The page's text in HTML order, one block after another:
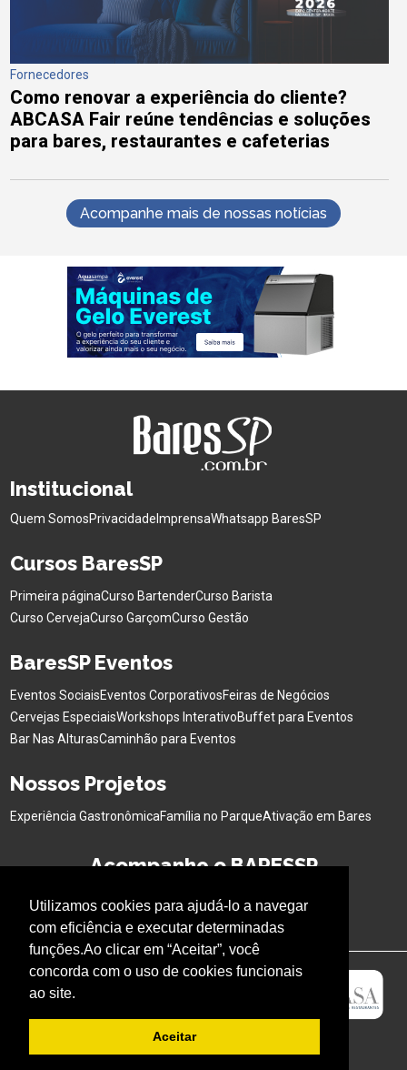
Utilizamos cookies para ajudá-lo a navegar
com eficiência e executar determinadas
funções.Ao clicar em “Aceitar”, você
concorda com o uso de cookies funcionais
ao site.
Aceitar
Fornecedores
Como renovar a experiência do cliente?
ABCASA Fair reúne tendências e soluções
para bares, restaurantes e cafeterias
Acompanhe mais de nossas notícias
Institucional
Quem SomosPrivacidade ImprensaWhatsapp BaresSP
Cursos BaresSP
Primeira páginaCurso BartenderCurso Barista
Curso CervejaCurso GarçomCurso Gestão
BaresSP Eventos
Eventos SociaisEventos CorporativosFeiras de Negócios
Cervejas EspeciaisWorkshops InterativoBuffet para Eventos
Bar Nas AlturasCaminhão para Eventos
Nossos Projetos
Experiência GastronômicaFamília no ParqueAtivação em Bares
Acompanhe o BARESSP